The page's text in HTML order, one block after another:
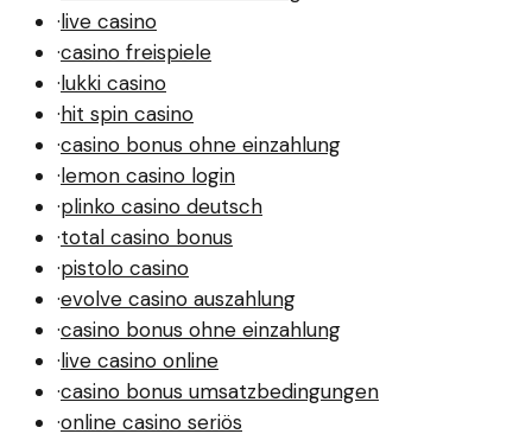
·live casino
·casino freispiele
·lukki casino
·hit spin casino
·casino bonus ohne einzahlung
·lemon casino login
·plinko casino deutsch
·total casino bonus
·pistolo casino
·evolve casino auszahlung
·casino bonus ohne einzahlung
·live casino online
·casino bonus umsatzbedingungen
·online casino seriös